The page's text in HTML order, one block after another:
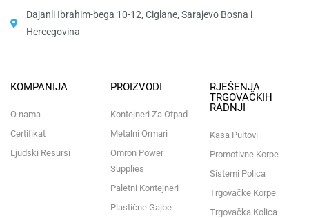
Dajanli Ibrahim-bega 10-12, Ciglane, Sarajevo Bosna i
Hercegovina​
KOMPANIJA
O nama
Certifikat
Ljudski Resursi
PROIZVODI
Kontejneri Za Otpad
Metalni Ormari
Omron Power
Supplies
Paletni Kontejneri
Plastične Gajbe
RJEŠENJA
TRGOVAČKIH
RADNJI
Kasa Pultovi
Promotivne Korpe
Sistemi Polica
Trgovačke Korpe
Trgovačka Kolica